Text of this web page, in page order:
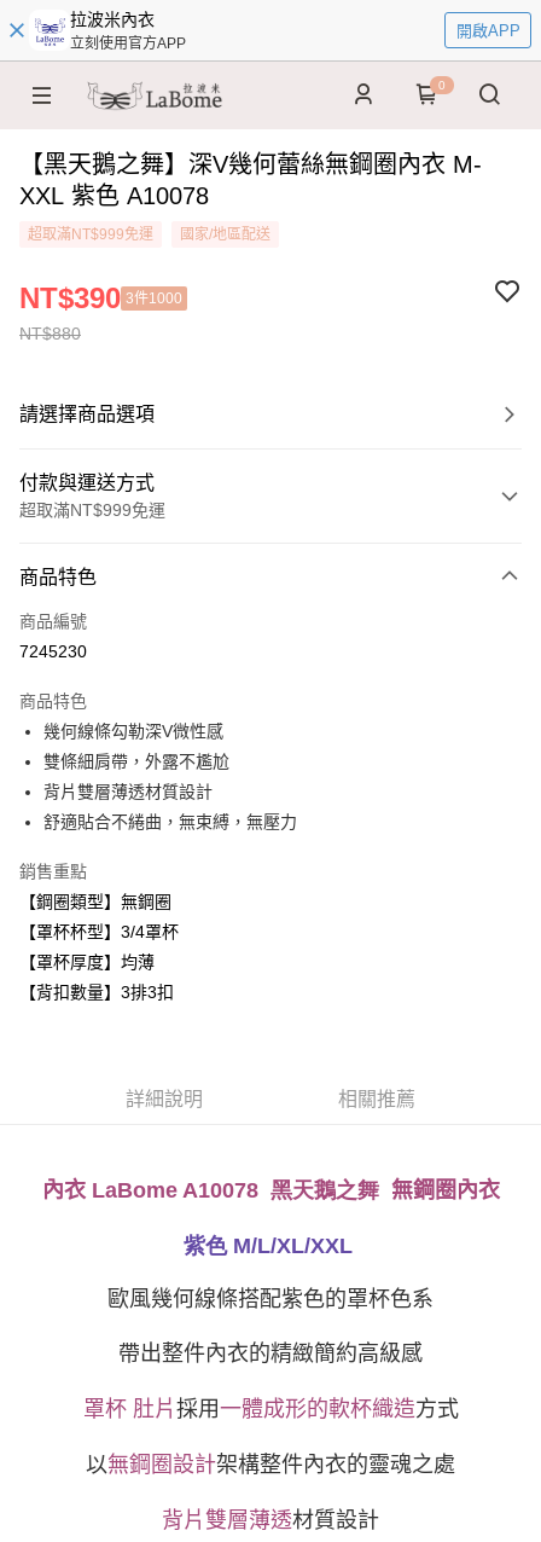
拉波米內衣
立刻使用官方APP
開啟APP
0
【黑天鵝之舞】深V幾何蕾絲無鋼圈內衣 M-
XXL 紫色 A10078
超取滿NT$999免運 國家/地區配送
NT$880
NT$390 3件1000
請選擇商品選項
付款與運送方式
超取滿NT$999免運
信用卡一次付款
超商取貨付款
Apple Pay
悠遊付
全盈+PAY
AFTEE先享後付
相關說明
【關於「AFTEE先享後付」】
AFTEE先享後付是「在收到商品之後才付款」的支付方式。 讓您購物簡單
便利好安心！
１．簡單：不需註冊會員、不需綁卡、不需儲值。
２．便利：只要手機號碼，簡訊認證，即可結帳。
１．於結帳方式選擇「AFTEE先享後付」後，將跳轉至「AFTEE先享後付」
結帳頁面，進行簡訊認證並確認金額後，即可完成結帳。
ATM／網路銀行／等多元方式進行付款，方視為交易完成。
※ 請注意：結帳手續完成當下不需立刻繳費，但若您需要取消訂單，請聯絡
是否繳費成功／繳費後需取消欲退款等相關疑問，請聯繫「AFTEE先享後付
客戶支援中心」https://netprotections.freshdesk.com/support/home
易，需依本服務之必要範圍內提供個人資料，並將交易相關給付款項請求債
權轉讓予恩沛科技股份有限公司。
https://aftee.tw/terms/#terms3
ATM付款
運送方式
付款後全家取貨
萊爾富取貨付款
7-11取貨付款
付款後7-11取貨
每筆NT$80，滿NT$999(含以上)免運費
每筆NT$80，滿NT$999(含以上)免運費
商品特色
商品編號
7245230
商品特色
幾何線條勾勒深V微性感
雙條細肩帶，外露不尷尬
背片雙層薄透材質設計
舒適貼合不綣曲，無束縛，無壓力
銷售重點
【鋼圈類型】無鋼圈
【罩杯杯型】3/4罩杯
【罩杯厚度】均薄
【背扣數量】3排3扣
詳細說明 相關推薦
內衣LaBome A10078 黑天鵝之舞 無鋼圈內衣
紫色 M/L/XL/XXL
歐風幾何線條搭配紫色的罩杯色系
帶出整件內衣的精緻簡約高級感
罩杯 肚片 採用一體成形的軟杯織造方式
以無鋼圈設計架構整件內衣的靈魂之處
背片雙層薄透材質設計